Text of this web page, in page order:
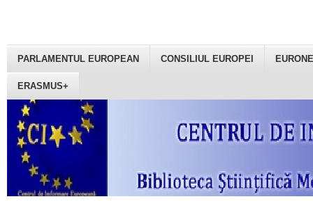
PARLAMENTUL EUROPEAN CONSILIUL EUROPEI
ERASMUS+